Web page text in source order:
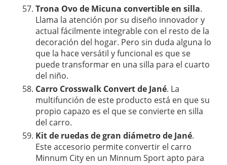
Trona Ovo de Micuna convertible en silla.
Llama la atención por su diseño innovador y
actual fácilmente integrable con el resto de la
decoración del hogar. Pero sin duda alguna lo
que la hace versátil y funcional es que se
puede transformar en una silla para el cuarto
del niño.
Carro Crosswalk Convert de Jané. La
multifunción de este producto está en que su
propio capazo es el que se convierte en silla
del carro.
Kit de ruedas de gran diámetro de Jané.
Este accesorio permite convertir el carro
Minnum City en un Minnum Sport apto para